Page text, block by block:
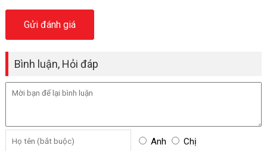
Bình luận, Hỏi đáp
Anh Chị